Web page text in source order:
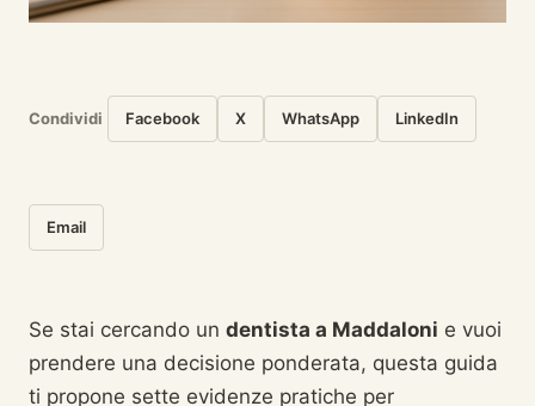
Condividi Facebook X WhatsApp LinkedIn
Email
Se stai cercando un dentista a Maddaloni e vuoi
prendere una decisione ponderata, questa guida
ti propone sette evidenze pratiche per